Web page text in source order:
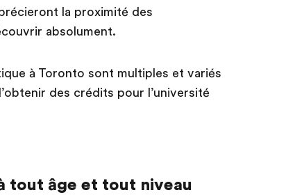
la proximité des
absolument.
à Toronto sont multiples et variés
des crédits pour l’université
tout âge et tout niveau